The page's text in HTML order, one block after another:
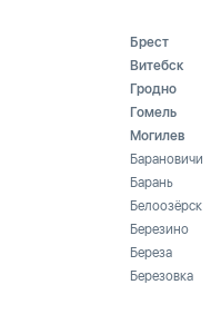
Брест
Витебск
Гродно
Гомель
Могилев
Барановичи
Барань
Белоозёрск
Березино
Береза
Березовка